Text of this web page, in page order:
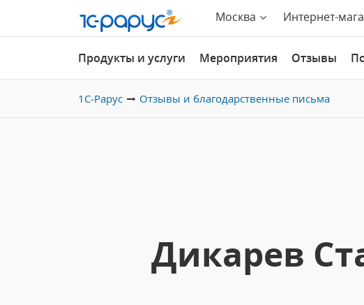
Москва Интернет-
Продукты и услуги Мероприятия Отзывы
1С-Рарус Отзывы и благодарственные письма
Дикарев